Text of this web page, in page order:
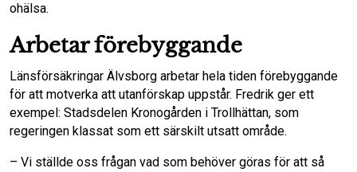
ohälsa.
Arbetar förebyggande
Länsförsäkringar Älvsborg arbetar hela tiden förebyggande
för att motverka att utanförskap uppstår. Fredrik ger ett
exempel: Stadsdelen Kronogården i Trollhättan, som
regeringen klassat som ett särskilt utsatt område.
– Vi ställde oss frågan vad som behöver göras för att så